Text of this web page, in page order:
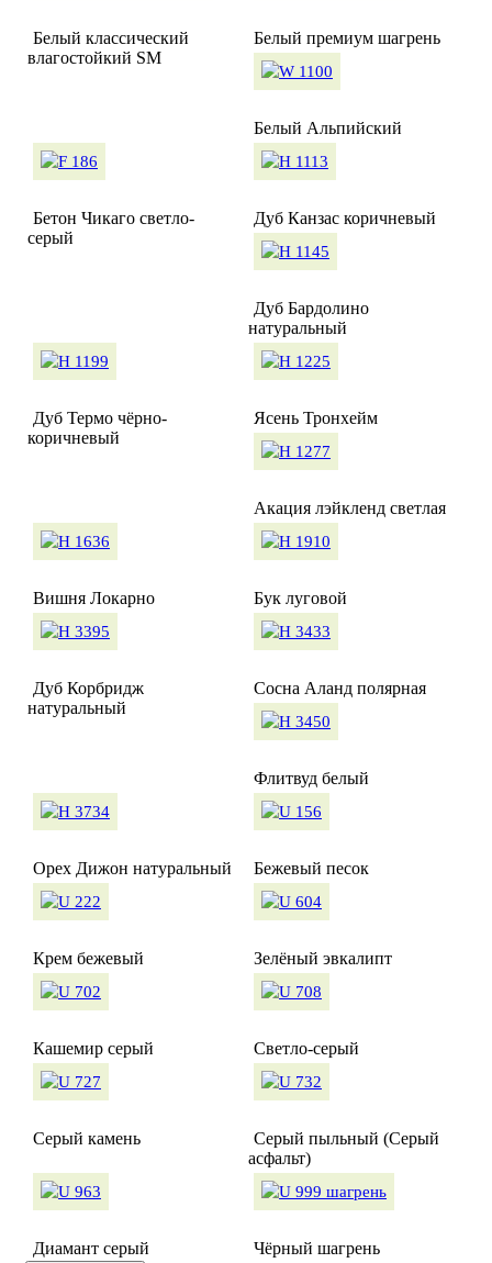
Белый классический
влагостойкий SM
Белый премиум шагрень
Белый Альпийский
Бетон Чикаго светло-
серый
Дуб Канзас коричневый
Дуб Бардолино
натуральный
Дуб Термо чёрно-
коричневый
Ясень Тронхейм
Акация лэйкленд светлая
Вишня Локарно Бук луговой
Дуб Корбридж
натуральный
Сосна Аланд полярная
Флитвуд белый
Орех Дижон натуральный Бежевый песок
Крем бежевый Зелёный эвкалипт
Кашемир серый Светло-серый
Серый камень
Серый пыльный (Серый
асфальт)
Диамант серый Чёрный шагрень